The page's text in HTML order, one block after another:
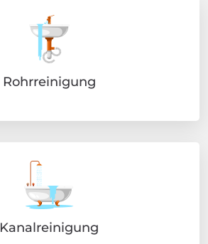
Rohrreinigung
Kanalreinigung